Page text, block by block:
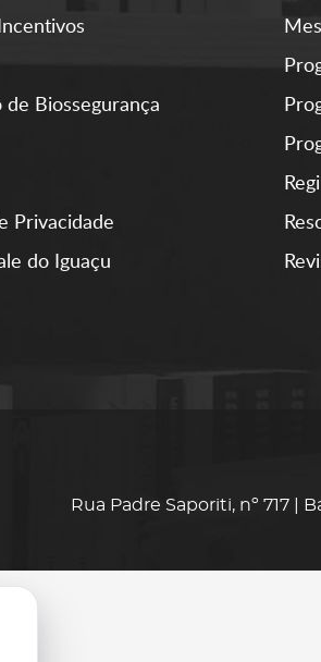
de Biossegurança
Privacidade
do Iguaçu
Rua Padre Saporiti, nº 717 |